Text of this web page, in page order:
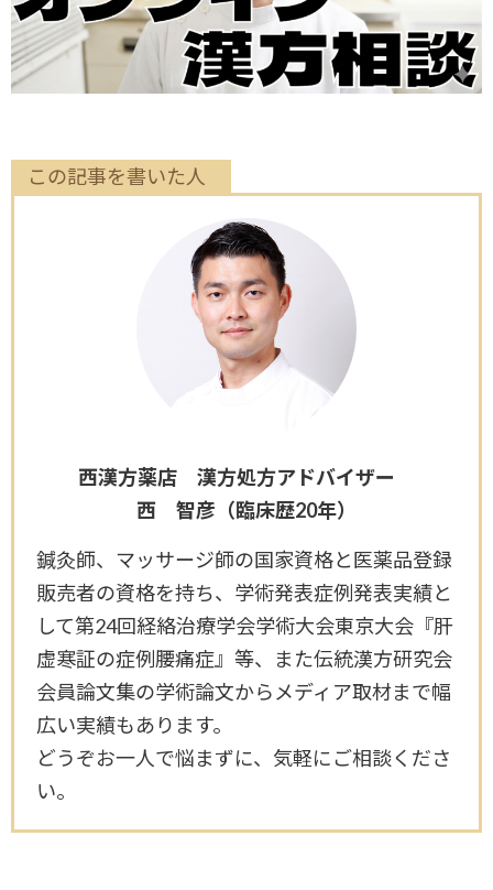
この記事を書いた人
西漢方薬店 漢方処方アドバイザー
西 智彦（臨床歴20年）
鍼灸師、マッサージ師の国家資格と医薬品登録
販売者の資格を持ち、学術発表症例発表実績と
して第24回経絡治療学会学術大会東京大会『肝
虚寒証の症例腰痛症』等、また伝統漢方研究会
会員論文集の学術論文からメディア取材まで幅
広い実績もあります。
どうぞお一人で悩まずに、気軽にご相談くださ
い。